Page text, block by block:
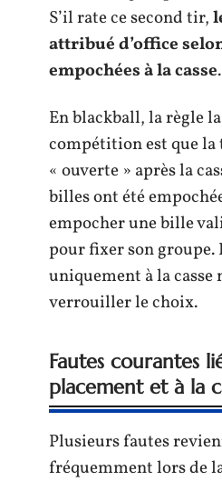
S’il rate ce second tir,
attribué d’office
empochées à la casse.
En blackball, la règle
compétition est que la
« ouverte » après la
billes ont été
empocher une bille
pour fixer son groupe.
uniquement à la casse
verrouiller le choix.
Fautes courantes
placement et à la
Plusieurs fautes
fréquemment lors de